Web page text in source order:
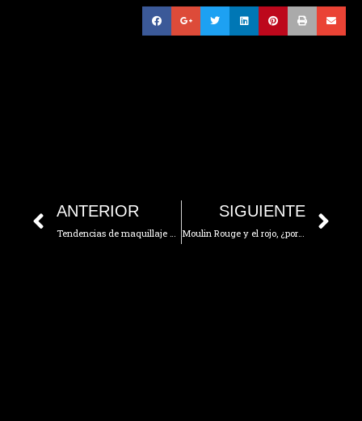
ANTERIOR
Tendencias de maquillaje 2020
SIGUIENTE
Moulin Rouge y el rojo, ¿por qué?